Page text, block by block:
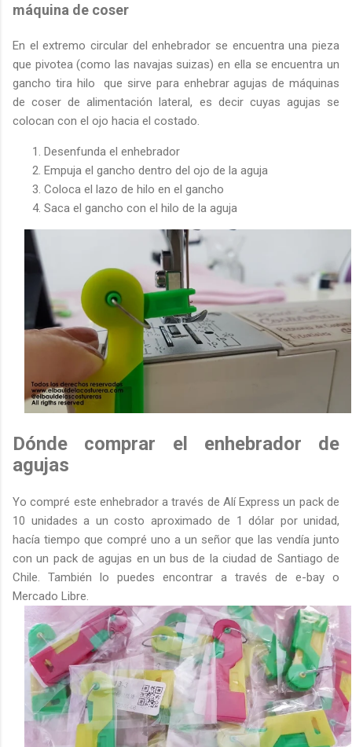
máquina de coser
En el extremo circular del enhebrador se encuentra una pieza
que pivotea (como las navajas suizas) en ella se encuentra un
gancho tira hilo que sirve para enhebrar agujas de máquinas
de coser de alimentación lateral, es decir cuyas agujas se
colocan con el ojo hacia el costado.
Desenfunda el enhebrador
Empuja el gancho dentro del ojo de la aguja
Coloca el lazo de hilo en el gancho
Saca el gancho con el hilo de la aguja
Dónde comprar el enhebrador de
agujas
Yo compré este enhebrador a través de Alí Express un pack de
10 unidades a un costo aproximado de 1 dólar por unidad,
hacía tiempo que compré uno a un señor que las vendía junto
con un pack de agujas en un bus de la ciudad de Santiago de
Chile. También lo puedes encontrar a través de e-bay o
Mercado Libre.